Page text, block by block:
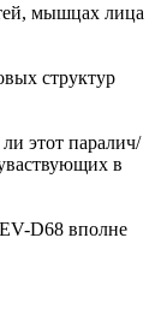
мышцах лица
структур
этот паралич/
в
D68 вполне